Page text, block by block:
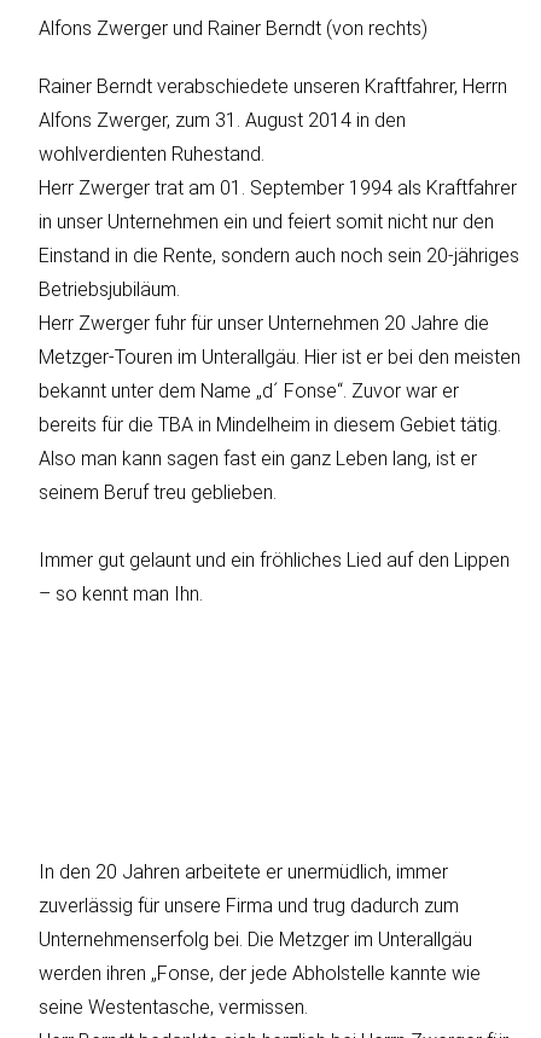
Alfons Zwerger und Rainer Berndt (von rechts)
Rainer Berndt verabschiedete unseren Kraftfahrer, Herrn
Alfons Zwerger, zum 31. August 2014 in den
wohlverdienten Ruhestand.
Herr Zwerger trat am 01. September 1994 als Kraftfahrer
in unser Unternehmen ein und feiert somit nicht nur den
Einstand in die Rente, sondern auch noch sein 20-jähriges
Betriebsjubiläum.
Herr Zwerger fuhr für unser Unternehmen 20 Jahre die
Metzger-Touren im Unterallgäu. Hier ist er bei den meisten
bekannt unter dem Name „d´ Fonse“. Zuvor war er
bereits für die TBA in Mindelheim in diesem Gebiet tätig.
Also man kann sagen fast ein ganz Leben lang, ist er
seinem Beruf treu geblieben.
Immer gut gelaunt und ein fröhliches Lied auf den Lippen
– so kennt man Ihn.
In den 20 Jahren arbeitete er unermüdlich, immer
zuverlässig für unsere Firma und trug dadurch zum
Unternehmenserfolg bei. Die Metzger im Unterallgäu
werden ihren „Fonse, der jede Abholstelle kannte wie
seine Westentasche, vermissen.